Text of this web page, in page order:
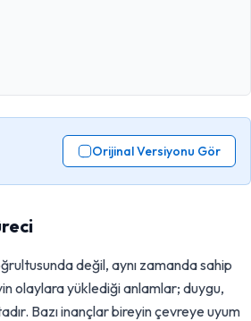
Orijinal Versiyonu Gör
değil, aynı zamanda sahip
olaylara yüklediği anlamlar; duygu,
Bazı inançlar bireyin çevreye uyum